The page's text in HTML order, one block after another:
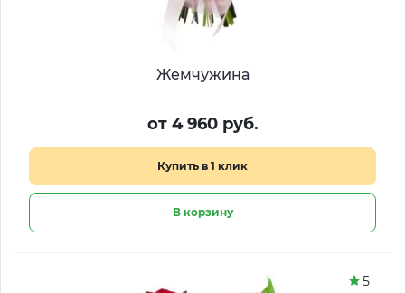
Жемчужина
от 4 960 руб.
Купить в 1 клик
В корзину
5